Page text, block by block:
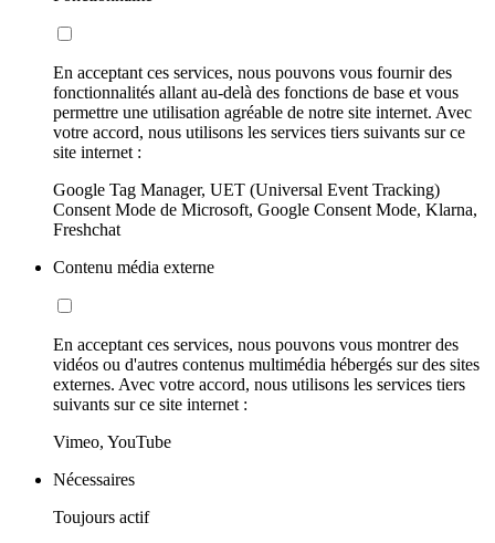
En acceptant ces services, nous pouvons vous fournir des
fonctionnalités allant au-delà des fonctions de base et vous
permettre une utilisation agréable de notre site internet. Avec
votre accord, nous utilisons les services tiers suivants sur ce
site internet :
Google Tag Manager, UET (Universal Event Tracking)
Consent Mode de Microsoft, Google Consent Mode, Klarna,
Freshchat
Contenu média externe
En acceptant ces services, nous pouvons vous montrer des
vidéos ou d'autres contenus multimédia hébergés sur des sites
externes. Avec votre accord, nous utilisons les services tiers
suivants sur ce site internet :
Vimeo, YouTube
Nécessaires
Toujours actif